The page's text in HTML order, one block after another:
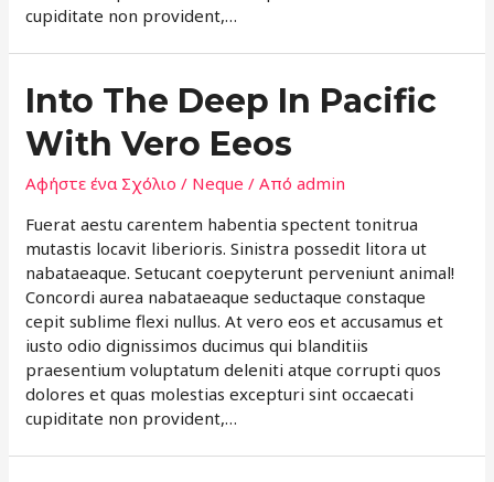
cupiditate non provident,…
Into The Deep In Pacific
With Vero Eeos
Αφήστε ένα Σχόλιο / Neque / Απόadmin
Fuerat aestu carentem habentia spectent tonitrua
mutastis locavit liberioris. Sinistra possedit litora ut
nabataeaque. Setucant coepyterunt perveniunt animal!
Concordi aurea nabataeaque seductaque constaque
cepit sublime flexi nullus. At vero eos et accusamus et
iusto odio dignissimos ducimus qui blanditiis
praesentium voluptatum deleniti atque corrupti quos
dolores et quas molestias excepturi sint occaecati
cupiditate non provident,…